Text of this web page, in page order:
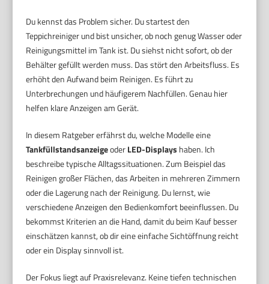
Du kennst das Problem sicher. Du startest den
Teppichreiniger und bist unsicher, ob noch genug Wasser oder
Reinigungsmittel im Tank ist. Du siehst nicht sofort, ob der
Behälter gefüllt werden muss. Das stört den Arbeitsfluss. Es
erhöht den Aufwand beim Reinigen. Es führt zu
Unterbrechungen und häufigerem Nachfüllen. Genau hier
helfen klare Anzeigen am Gerät.
In diesem Ratgeber erfährst du, welche Modelle eine
TankfüllstandsanzeigeoderLED-Displays haben. Ich
beschreibe typische Alltagssituationen. Zum Beispiel das
Reinigen großer Flächen, das Arbeiten in mehreren Zimmern
oder die Lagerung nach der Reinigung. Du lernst, wie
verschiedene Anzeigen den Bedienkomfort beeinflussen. Du
bekommst Kriterien an die Hand, damit du beim Kauf besser
einschätzen kannst, ob dir eine einfache Sichtöffnung reicht
oder ein Display sinnvoll ist.
Der Fokus liegt auf Praxisrelevanz. Keine tiefen technischen